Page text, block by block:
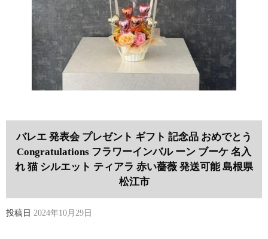
バレエ 発表会 プレゼント ギフト 記念品 おめでとう
Congratulations フラワーインバル ーン ブーケ 名入
れ 猫 シルエット ティアラ 赤い薔薇 発送可能 島根県
松江市
投稿日 2024年10月29日